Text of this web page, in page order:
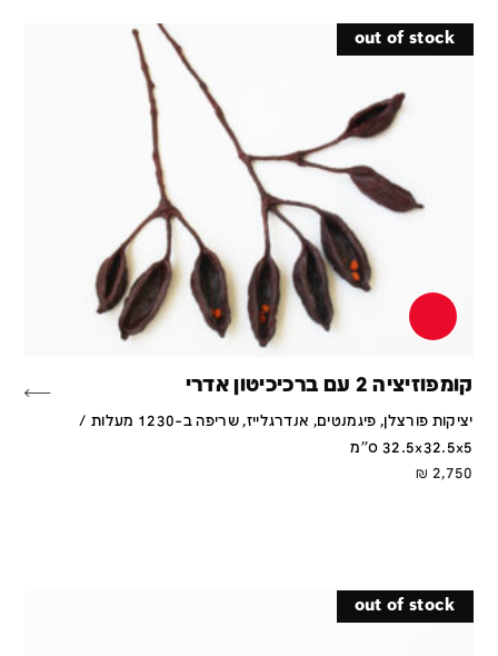
out of stock
קומפוזיציה 2 עם ברכיכיטון אדרי
יציקות פורצלן, פיגמנטים, אנדרגלייז, שריפה ב-1230 מעלות /
32.5x32.5x5 ס''מ
2,750
₪
out of stock